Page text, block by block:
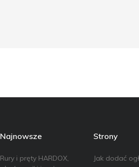
Najnowsze
Rury i pręty HARDOX,
Strony
Jak dodać